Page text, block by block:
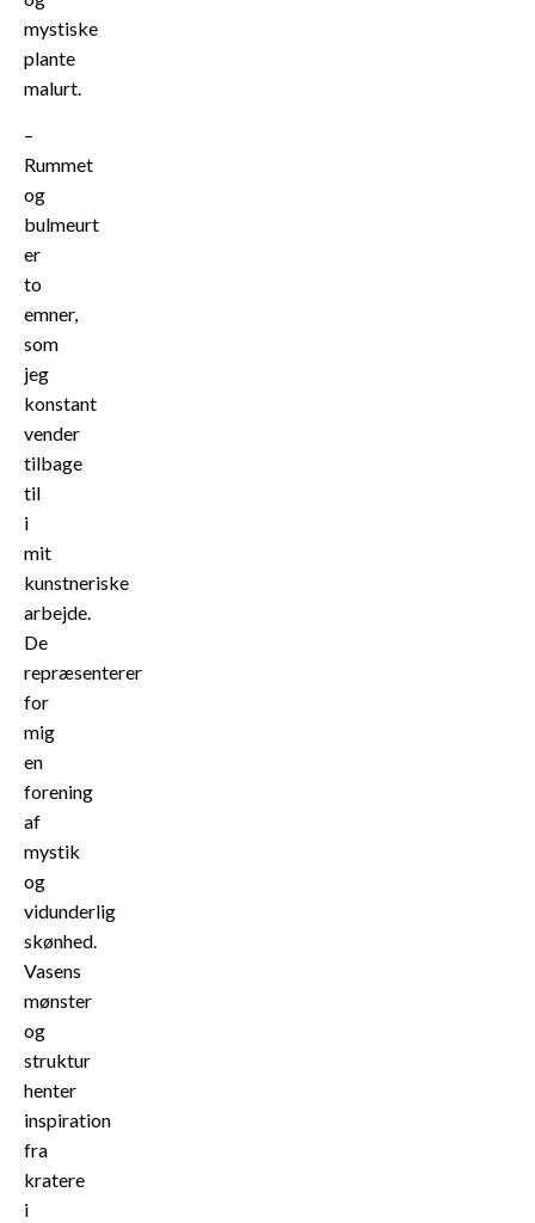
mystiske
plante
malurt.
–
Rummet
og
bulmeurt
er
to
emner,
som
jeg
konstant
vender
tilbage
til
i
mit
kunstneriske
arbejde.
De
repræsenterer
for
mig
en
forening
af
mystik
og
vidunderlig
skønhed.
Vasens
mønster
og
struktur
henter
inspiration
fra
kratere
i